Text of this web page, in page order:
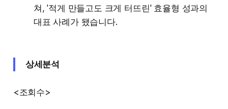
쳐, '적게 만들고도 크게 터뜨린' 효율형 성과의
대표 사례가 됐습니다.
상세분석
<조회수>